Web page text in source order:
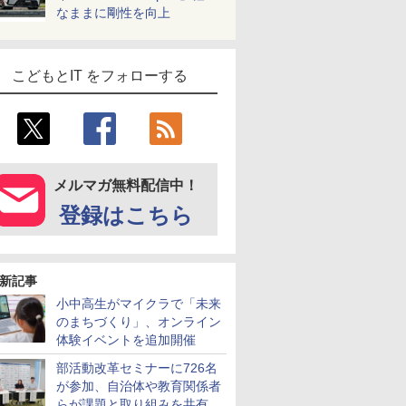
なままに剛性を向上
こどもとIT をフォローする
メルマガ無料配信中！
登録はこちら
記事
小中高生がマイクラで「未来
のまちづくり」、オンライン
体験イベントを追加開催
部活動改革セミナーに726名
が参加、自治体や教育関係者